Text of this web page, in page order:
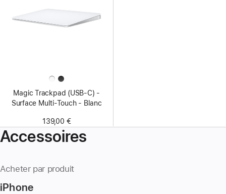
Magic Trackpad (USB‑C) -
Surface Multi‑Touch - Blanc
139,00 €
Accessoires
Acheter par produit
iPhone